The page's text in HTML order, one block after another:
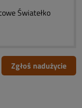
Zgłoś nadużycie